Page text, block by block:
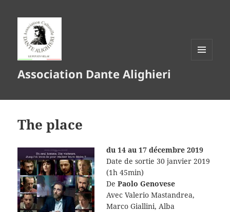
Association Dante Alighieri
The place
du 14 au 17 décembre 2019
Date de sortie 30 janvier 2019
(1h 45min)
De Paolo Genovese
Avec Valerio Mastandrea,
Marco Giallini, Alba